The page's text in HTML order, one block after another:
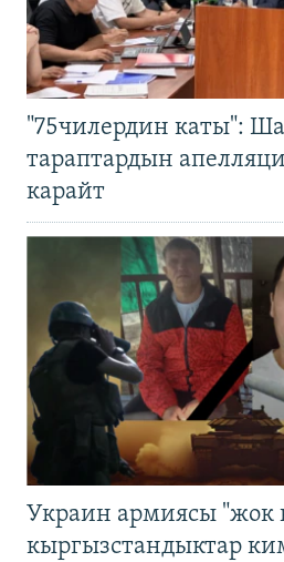
"75чилердин каты":
тараптардын
карайт
Украин армиясы "жок
кыргызстандыктар